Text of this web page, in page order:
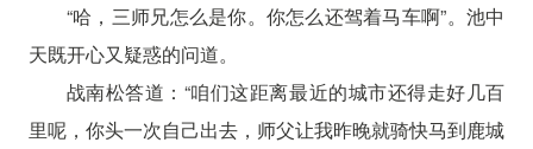
“哈，三师兄怎么是你。你怎么还驾着马车啊”。池中
天既开心又疑惑的问道。
战南松答道：“咱们这距离最近的城市还得走好几百
里呢，你头一次自己出去，师父让我昨晚就骑快马到鹿城